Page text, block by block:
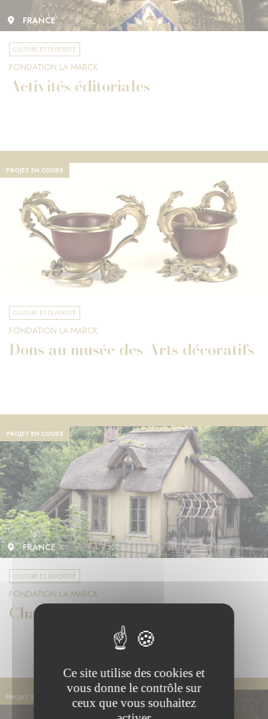
FRANCE
CULTURE ET DIVERSITÉ
FONDATION LA MARCK
Activités éditoriales
PROJET EN COURS
FRANCE
CULTURE ET DIVERSITÉ
FONDATION LA MARCK
Dons au musée des Arts décoratifs
PROJET EN COURS
FRANCE
CULTURE ET DIVERSITÉ
FONDATION LA MARCK
Chantiers de Versailles
PROJET EN COURS
Ce site utilise des cookies et
vous donne le contrôle sur
ceux que vous souhaitez